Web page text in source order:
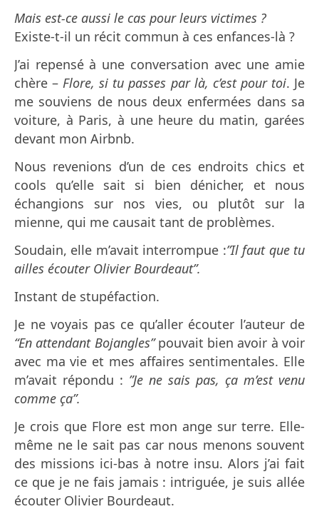
Mais est-ce aussi le cas pour leurs victimes ?
Existe-t-il un récit commun à ces enfances-là ?
J’ai repensé à une conversation avec une amie
chère –Flore, si tu passes par là, c’est pour toi. Je
me souviens de nous deux enfermées dans sa
voiture, à Paris, à une heure du matin, garées
devant mon Airbnb.
Nous revenions d’un de ces endroits chics et
cools qu’elle sait si bien dénicher, et nous
échangions sur nos vies, ou plutôt sur la
mienne, qui me causait tant de problèmes.
Soudain, elle m’avait interrompue :”Il faut que tu
ailles écouter Olivier Bourdeaut”.
Instant de stupéfaction.
Je ne voyais pas ce qu’aller écouter l’auteur de
“En attendant Bojangles”pouvait bien avoir à voir
avec ma vie et mes affaires sentimentales. Elle
m’avait répondu : ”Je ne sais pas, ça m’est venu
comme ça”.
Je crois que Flore est mon ange sur terre. Elle-
même ne le sait pas car nous menons souvent
des missions ici-bas à notre insu. Alors j’ai fait
ce que je ne fais jamais : intriguée, je suis allée
écouter Olivier Bourdeaut.